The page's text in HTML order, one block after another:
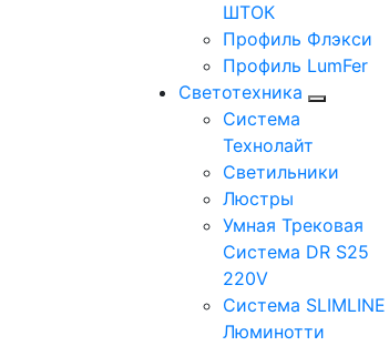
ШТОК
Профиль Флэкси
Профиль LumFer
Светотехника
Система
Технолайт
Светильники
Люстры
Умная Трековая
Система DR S25
220V
Система SLIMLINE
Люминотти